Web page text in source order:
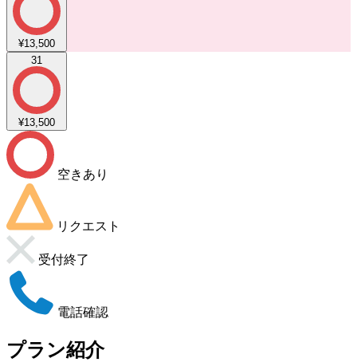
¥13,500
31
¥13,500
空きあり
リクエスト
受付終了
電話確認
プラン紹介